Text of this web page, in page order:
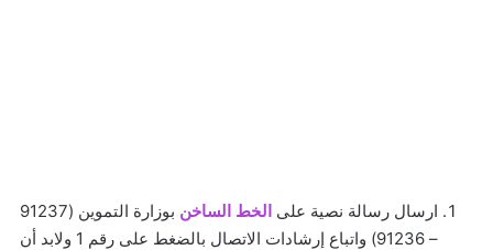
ارسال رسالة نصية على الخط الساخن
بوزارة التموين (91237
– 91236) واتباع إرشادات الاتصال بالضغط على رقم 1 ولابد أن